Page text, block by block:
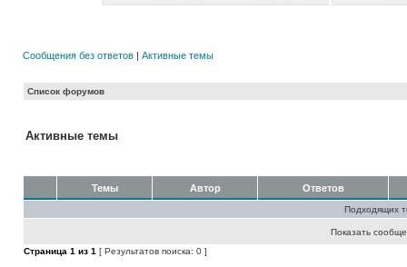
Сообщения без ответов | Активные темы
Список форумов
Активные темы
Темы Автор Ответов
Подходящих
Показать
Страница 1 из 1 [ Результатов поиска: 0 ]